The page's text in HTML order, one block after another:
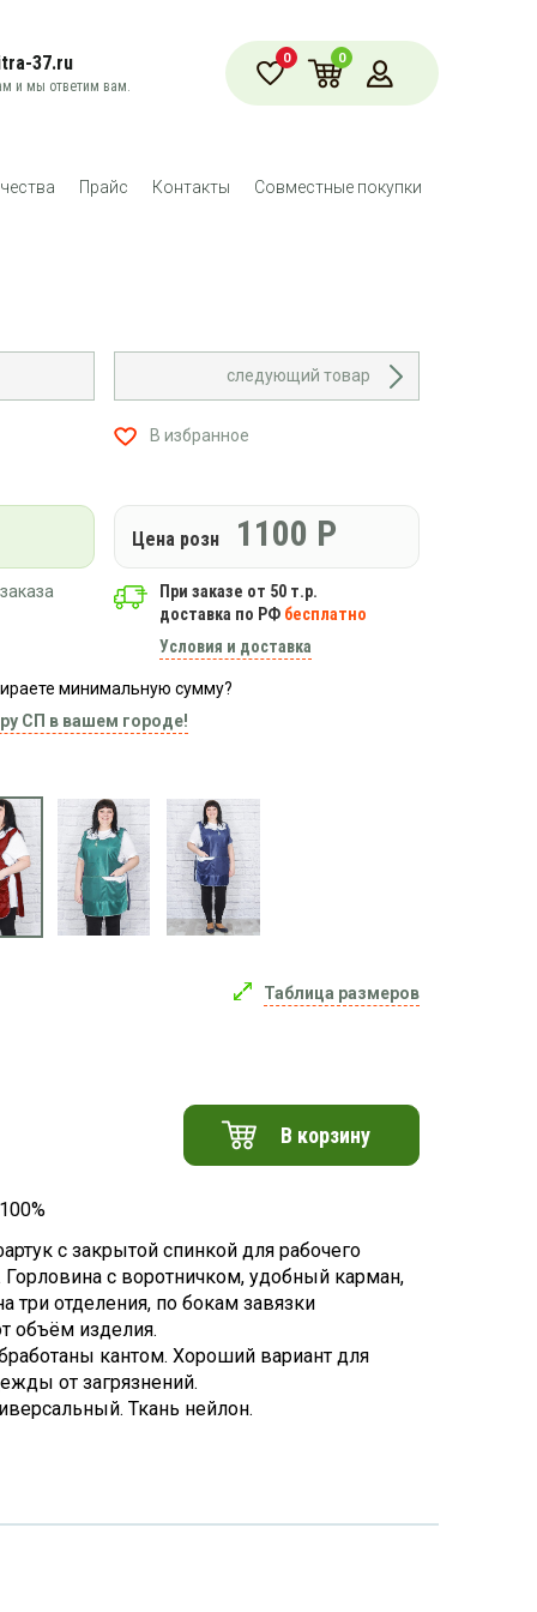
37.ru
и мы ответим вам.
0 0
Прайс Контакты Совместные покупки
следующий товар
В избранное
Цена розн 1100 Р
При заказе от 50 т.р.
доставка по РФ бесплатно
Условия и доставка
минимальную сумму?
СП в вашем городе!
Таблица размеров
В корзину
с закрытой спинкой для рабочего
Горловина с воротничком, удобный карман,
три отделения, по бокам завязки
объём изделия.
кантом. Хороший вариант для
от загрязнений.
Ткань нейлон.